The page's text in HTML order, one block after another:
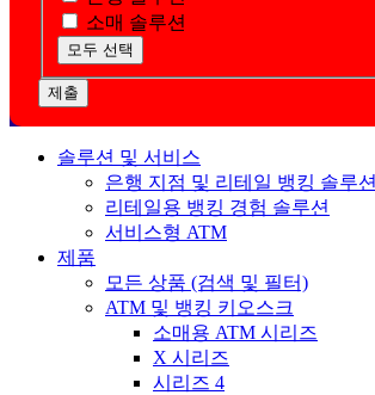
소매 솔루션
모두 선택
제출
솔루션 및 서비스
은행 지점 및 리테일 뱅킹 솔루션
리테일용 뱅킹 경험 솔루션
서비스형 ATM
제품
모든 상품 (검색 및 필터)
ATM 및 뱅킹 키오스크
소매용 ATM 시리즈
X 시리즈
시리즈 4